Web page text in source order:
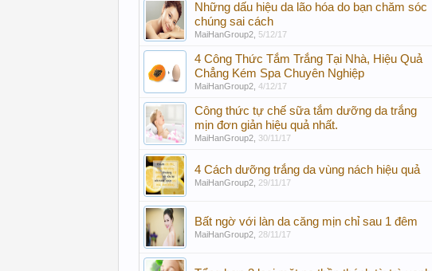
Những dấu hiệu da lão hóa do bạn chăm sóc
chúng sai cách
MaiHanGroup2 5/12/17
4 Công Thức Tắm Trắng Tại Nhà, Hiệu Quả
Chẳng Kém Spa Chuyên Nghiệp
MaiHanGroup2 4/12/17
Công thức tự chế sữa tắm dưỡng da trắng
mịn đơn giản hiệu quả nhất.
MaiHanGroup2 30/11/17
4 Cách dưỡng trắng da vùng nách hiệu quả
MaiHanGroup2 29/11/17
Bất ngờ với làn da căng mịn chỉ sau 1 đêm
MaiHanGroup2 28/11/17